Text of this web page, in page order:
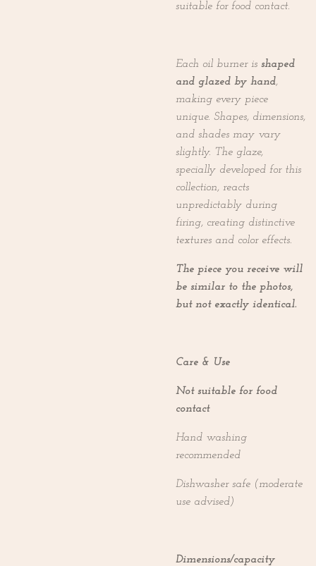
suitable for food contact.
Each oil burner is shaped
and glazed by hand,
making every piece
unique. Shapes, dimensions,
and shades may vary
slightly. The glaze,
specially developed for this
collection, reacts
unpredictably during
firing, creating distinctive
textures and color effects.
The piece you receive will
be similar to the photos,
but not exactly identical.
Care & Use
Not suitable for food
contact
Hand washing
recommended
Dishwasher safe (moderate
use advised)
Dimensions/capacity